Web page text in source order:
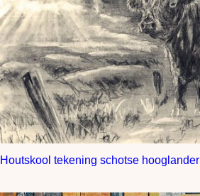
Houtskool tekening schotse hooglander